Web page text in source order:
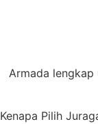
Armada
Kenapa Pilih